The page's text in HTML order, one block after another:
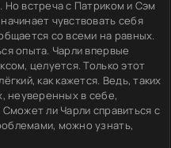
встреча с Патриком и Сэм
чувствовать себя
со всеми на равных.
опыта. Чарли впервые
целуется. Только этот
как кажется. Ведь, таких
неуверенных в себе,
ли Чарли справиться с
можно узнать,